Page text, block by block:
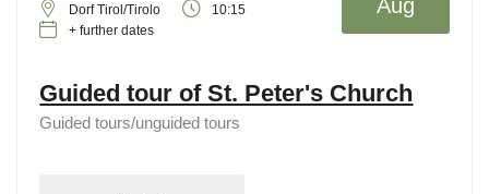
Aug
Dorf Tirol/Tirolo
10:15
+ further dates
Guided tour of St. Peter's Church
Guided tours/unguided tours